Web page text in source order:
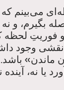
می‌بینم که
بگیرم، و نه
فوریتِ لحظه
وجود
ماندن» باشد.
یا نه،